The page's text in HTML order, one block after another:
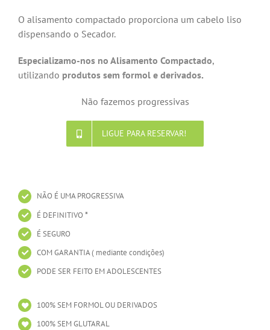
O alisamento compactado proporciona um cabelo liso
dispensando o Secador.
Especializamo-nos no Alisamento Compactado,
utilizando produtos sem formol e derivados.
Não fazemos progressivas
LIGUE PARA RESERVAR!
NÃO É UMA PROGRESSIVA
É DEFINITIVO*
É SEGURO
COM GARANTIA ( mediante condições)
PODE SER FEITO EM ADOLESCENTES
100% SEM FORMOL OU DERIVADOS
100% SEM GLUTARAL